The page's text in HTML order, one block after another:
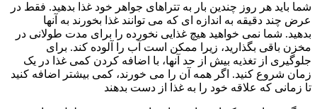
شما باید هر روز چندین بار به تتراهای جواهر خود غذا بدهید. فقط در
عرض چند دقیقه به اندازه ای که می توانند غذا بخورند به آنها
بدهید. شما نمی خواهید هیچ غذایی نخورده را برای مدت طولانی در
مخزن باقی بگذارید، زیرا ممکن است آب را آلوده کند. برای
جلوگیری از تغذیه بیش از حد آنها، با اضافه کردن کمی غذا در یک
زمان شروع کنید. اگر همه آن را می خورند، کمی بیشتر اضافه کنید
تا زمانی که علاقه خود را به غذا از دست بدهند